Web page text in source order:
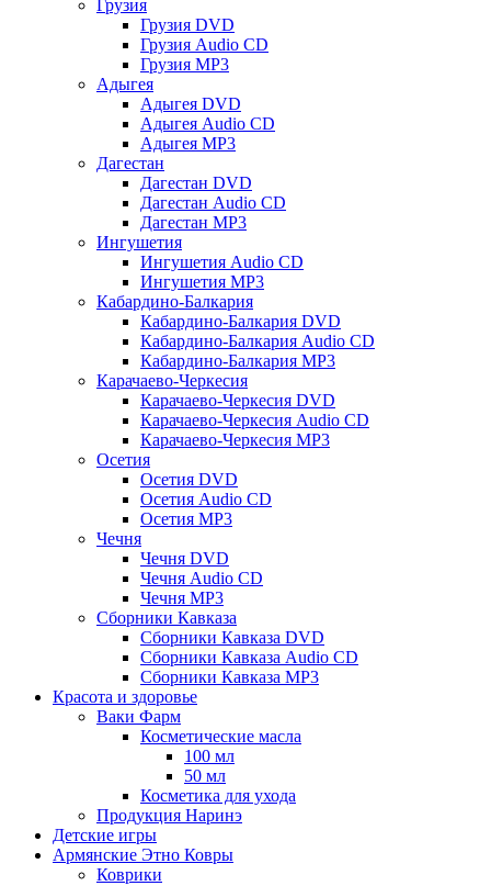
Грузия
Грузия DVD
Грузия Audio CD
Грузия MP3
Адыгея
Адыгея DVD
Адыгея Audio CD
Адыгея MP3
Дагестан
Дагестан DVD
Дагестан Audio CD
Дагестан MP3
Ингушетия
Ингушетия Audio CD
Ингушетия MP3
Кабардино-Балкария
Кабардино-Балкария DVD
Кабардино-Балкария Audio CD
Кабардино-Балкария MP3
Карачаево-Черкесия
Карачаево-Черкесия DVD
Карачаево-Черкесия Audio CD
Карачаево-Черкесия MP3
Осетия
Осетия DVD
Осетия Audio CD
Осетия MP3
Чечня
Чечня DVD
Чечня Audio CD
Чечня MP3
Сборники Кавказа
Сборники Кавказа DVD
Сборники Кавказа Audio CD
Сборники Кавказа MP3
Красота и здоровье
Ваки Фарм
Косметические масла
100 мл
50 мл
Косметика для ухода
Продукция Наринэ
Детские игры
Армянские Этно Ковры
Коврики